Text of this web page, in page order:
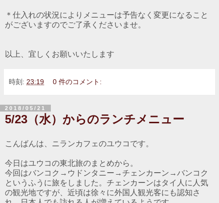
＊仕入れの状況によりメニューは予告なく変更になること
がございますのでご了承くださいませ。
以上、宜しくお願いいたします
時刻: 23:19 0 件のコメント:
2018/05/21
5/23（水）からのランチメニュー
こんばんは、ニランカフェのユウコです。
今日はユウコの東北旅のまとめから。
今回はバンコク→ウドンタニー→チェンカーン→バンコク
というふうに旅をしました。チェンカーンはタイ人に人気
の観光地ですが、近頃は徐々に外国人観光客にも認知さ